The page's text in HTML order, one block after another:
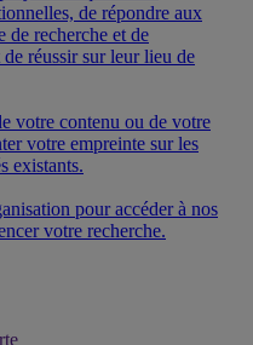
de répondre aux
de recherche et de
réussir sur leur lieu de
votre contenu ou de votre
votre empreinte sur les
existants.
pour accéder à nos
votre recherche.